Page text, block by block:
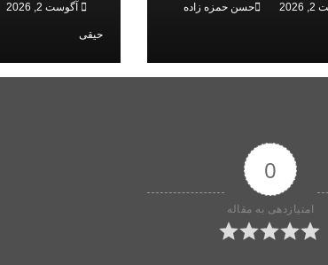
حسن حمزه زاده
البرزآگوست 2, 2026
حیقی
0
امتیازدهی به مقاله